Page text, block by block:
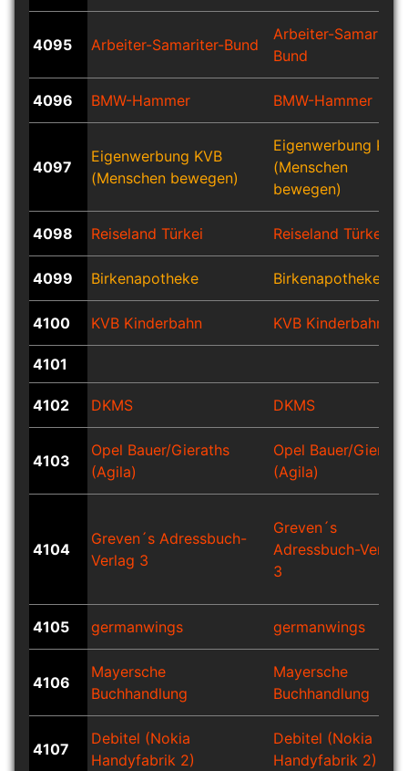
4095 Arbeiter-Samariter-Bund
Arbeiter-Samariter-
Bund
4096 BMW-Hammer BMW-Hammer
4097
Eigenwerbung KVB
(Menschen bewegen)
Eigenwerbung KVB
(Menschen
bewegen)
4098 Reiseland Türkei Reiseland Türkei
4099 Birkenapotheke Birkenapotheke
4100 KVB Kinderbahn KVB Kinderbahn
4101
4102 DKMS DKMS
4103
Opel Bauer/Gieraths
(Agila)
Opel Bauer/
(Agila)
4104
Greven´s Adressbuch-
Verlag 3
Greven´s
Adressbuch-Verlag
3
4105 germanwings germanwings
4106
Mayersche
Buchhandlung
Mayersche
Buchhandlung
4107
Debitel (Nokia
Handyfabrik 2)
Debitel (Nokia
Handyfabrik 2)